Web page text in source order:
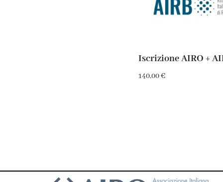
Iscrizione AIRO +
140,00€